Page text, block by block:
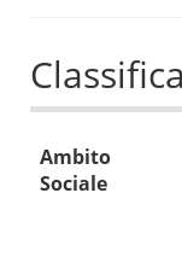
Ambito
Sociale